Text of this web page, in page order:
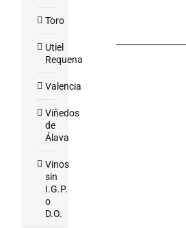
Toro
Utiel
Requena
Valencia
Viñedos
de
Álava
Vinos
sin
I.G.P.
o
D.O.